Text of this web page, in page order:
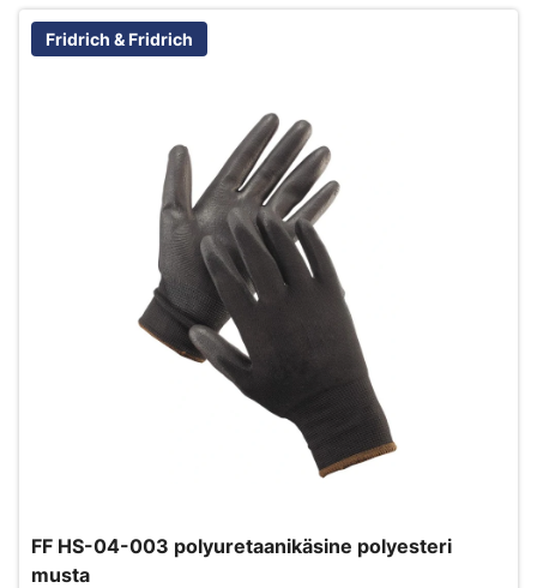
Fridrich & Fridrich
FF HS-04-003 polyuretaanikäsine polyesteri
musta